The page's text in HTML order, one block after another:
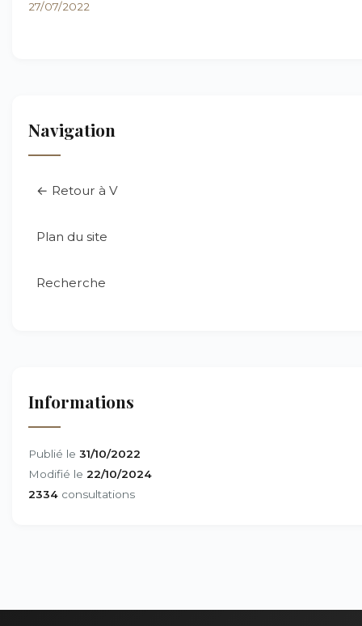
27/07/2022
Navigation
← Retour à V
Plan du site
Recherche
Informations
Publié le 31/10/2022
Modifié le 22/10/2024
2334 consultations